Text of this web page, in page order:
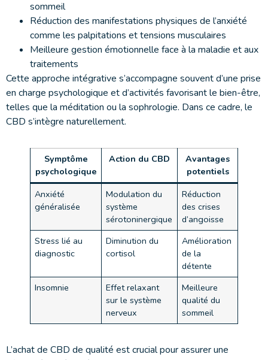
sommeil
Réduction des manifestations physiques de l’anxiété
comme les palpitations et tensions musculaires
Meilleure gestion émotionnelle face à la maladie et aux
traitements
Cette approche intégrative s’accompagne souvent d’une prise
en charge psychologique et d’activités favorisant le bien-être,
telles que la méditation ou la sophrologie. Dans ce cadre, le
CBD s’intègre naturellement.
Symptôme
psychologique
Action du CBD
Avantages
potentiels
Anxiété
généralisée
Modulation du
système
sérotoninergique
Réduction
des crises
d’angoisse
Stress lié au
diagnostic
Diminution du
cortisol
Amélioration
de la
détente
Insomnie
Effet relaxant
sur le système
nerveux
Meilleure
qualité du
sommeil
L’achat de CBD de qualité est crucial pour assurer une